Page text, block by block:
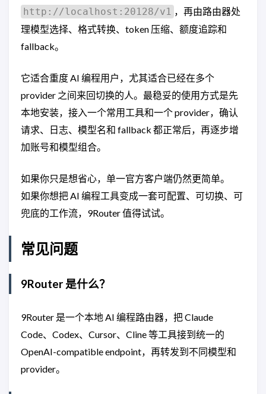
http://localhost:20128/v1 ，再由路由器处
理模型选择、格式转换、token 压缩、额度追踪和
fallback。
它适合重度 AI 编程用户，尤其适合已经在多个
provider 之间来回切换的人。最稳妥的使用方式是先
本地安装，接入一个常用工具和一个 provider，确认
请求、日志、模型名和 fallback 都正常后，再逐步增
加账号和模型组合。
如果你只是想省心，单一官方客户端仍然更简单。
如果你想把 AI 编程工具变成一套可配置、可切换、可
兜底的工作流，9Router 值得试试。
常见问题
9Router 是什么？
9Router 是一个本地 AI 编程路由器，把 Claude
Code、Codex、Cursor、Cline 等工具接到统一的
OpenAI-compatible endpoint，再转发到不同模型和
provider。